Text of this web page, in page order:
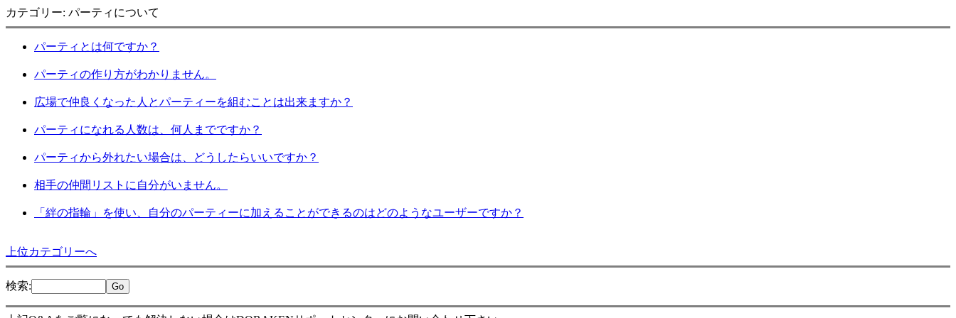
カテゴリー: パーティについて
パーティとは何ですか？
パーティの作り方がわかりません。
広場で仲良くなった人とパーティーを組むことは出来ますか？
パーティになれる人数は、何人までですか？
パーティから外れたい場合は、どうしたらいいですか？
相手の仲間リストに自分がいません。
「絆の指輪」を使い、自分のパーティーに加えることができるのはどのようなユーザーですか？
上位カテゴリーへ
検索: